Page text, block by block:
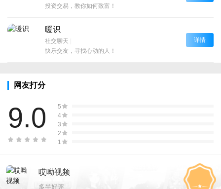
投资交易，教你如何致富！
暖识
社交聊天 |
快乐交友，寻找心动的人！
详情
网友打分
9.0
5
4
3
2
1
哎呦视频
多半好评